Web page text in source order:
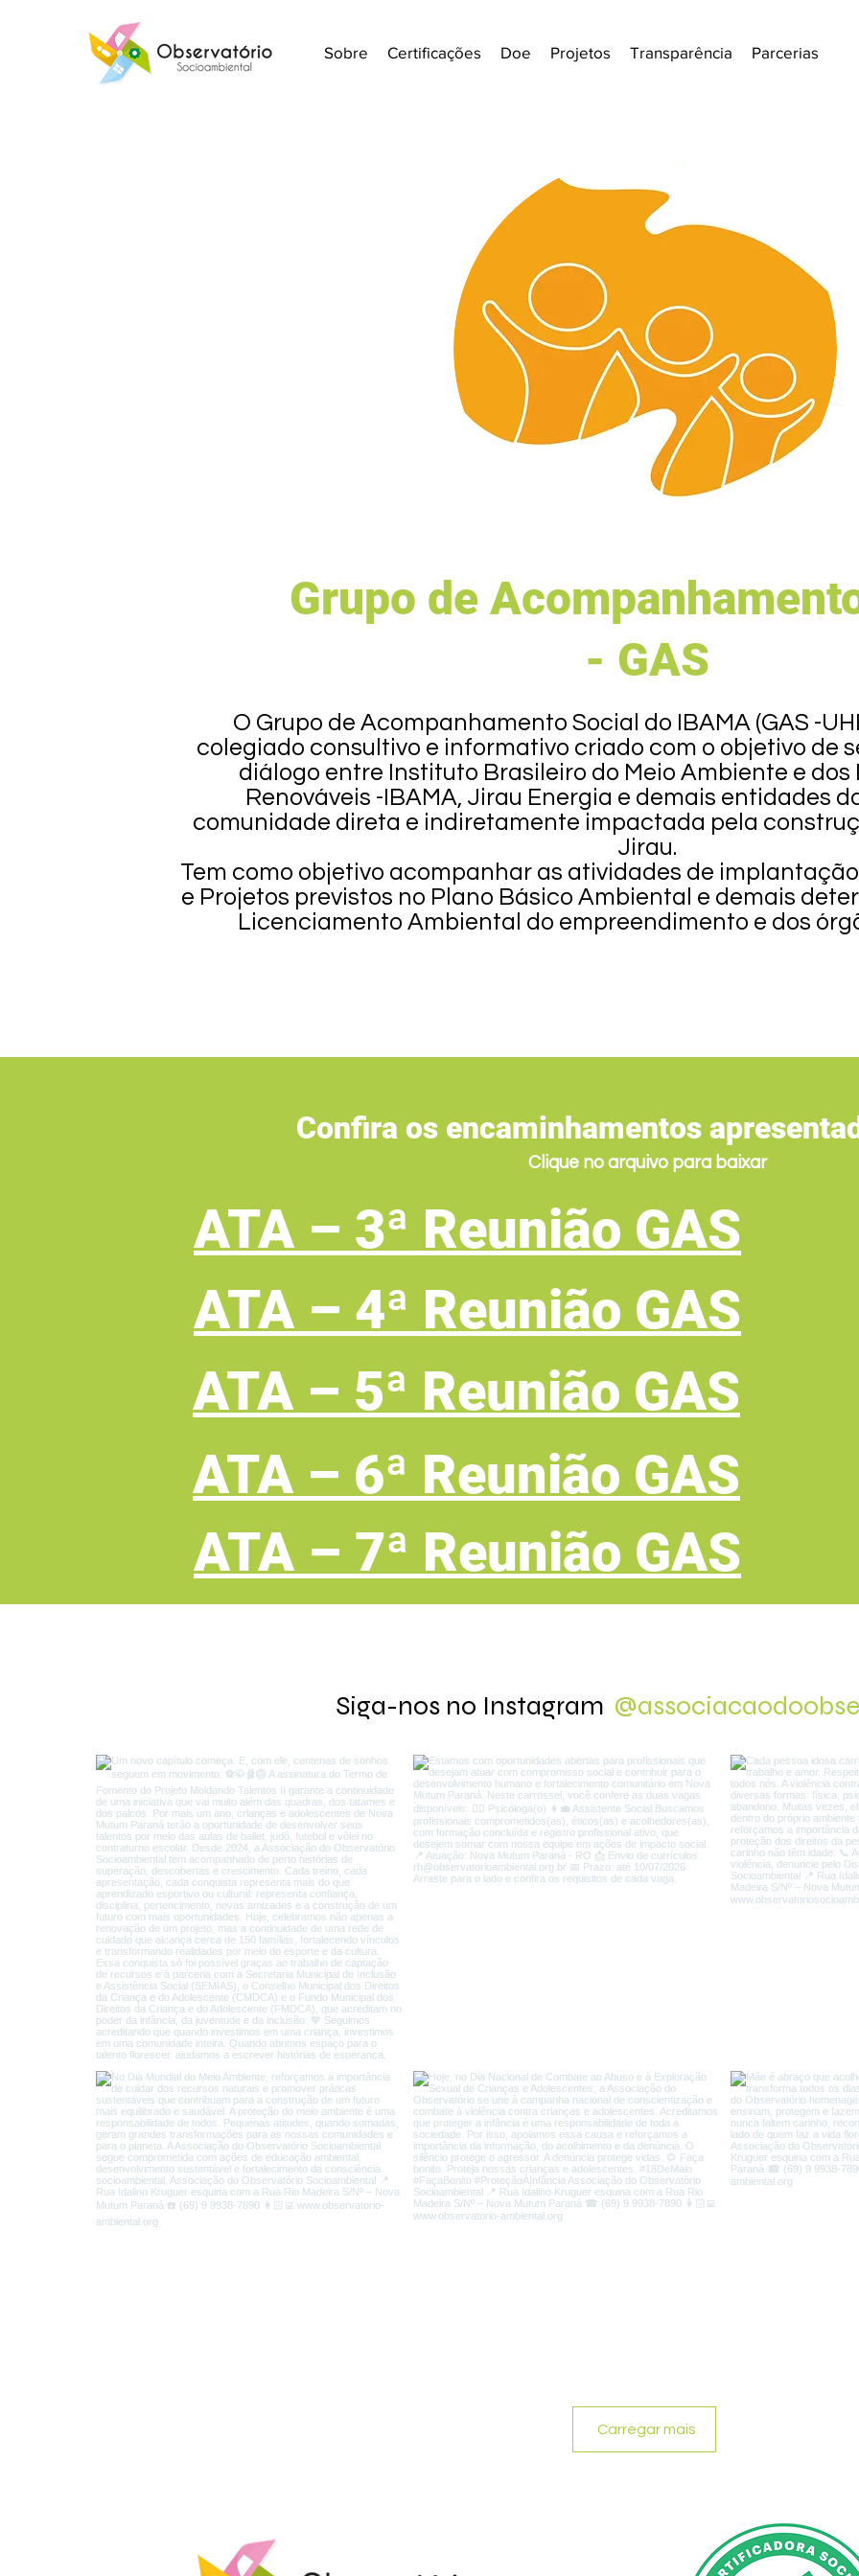
Sobre Certificações Doe Projetos Transparência Parcerias
Grupo de
- GAS
O Grupo de Acompanhamento Social do IBAMA (GAS -
colegiado consultivo e informativo criado com o objetivo de
diálogo entre Instituto Brasileiro do Meio Ambiente e dos
Renováveis -IBAMA, Jirau Energia e demais entidades
comunidade direta e indiretamente impactada pela
Jirau.
Tem como objetivo acompanhar as atividades de
e Projetos previstos no Plano Básico Ambiental e demais
Licenciamento Ambiental do empreendimento e dos
Confira os encaminhamentos
Clique no arquivo para baixar
ATA – 3ª Reunião GAS
ATA – 4ª Reunião GAS
ATA – 5ª Reunião GAS
ATA – 6ª Reunião GAS
ATA – 7ª Reunião GAS
Siga-nos no Instagram
Carregar mais